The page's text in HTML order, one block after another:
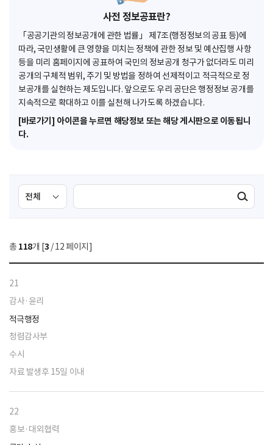
사전 정보공표란?
「공공기관의 정보공개에 관한 법률」 제7조(행정정보의 공표 등)에
따라, 국민생활에 큰 영향을 미치는 정책에 관한 정보 및 예산집행 사항
등을 미리 홈페이지에 공표하여 국민의 정보공개 청구가 없더라도 미리
공개의 구체적 범위, 주기 및 방법을 정하여 선제적이고 적극적으로 정
보공개를 실현하는 제도입니다. 앞으로도 우리 공단은 행정정보 공개를
지속적으로 확대하고 이를 실천해 나가도록 하겠습니다.
[바로가기] 아이콘을 누르면 해당정보 또는 해당 게시판으로 이동됩니
다.
검
색
선
택
색
검색실행
총 118개 [3 / 12 페이지]
21
감사·윤리
적극행정
청렴감사부
수시
자료 발생후 15일 이내
22
홍보·대외협력